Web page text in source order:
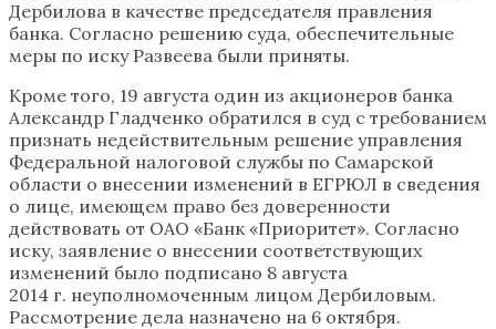
Дербилова в качестве председателя правления
банка. Согласно решению суда, обеспечительные
меры по иску Развеева были приняты.
Кроме того, 19 августа один из акционеров банка
Александр Гладченко обратился в суд с требованием
признать недействительным решение управления
Федеральной налоговой службы по Самарской
области о внесении изменений в ЕГРЮЛ в сведения
о лице, имеющем право без доверенности
действовать от ОАО «Банк «Приоритет». Согласно
иску, заявление о внесении соответствующих
изменений было подписано 8 августа
2014 г. неуполномоченным лицом Дербиловым.
Рассмотрение дела назначено на 6 октября.